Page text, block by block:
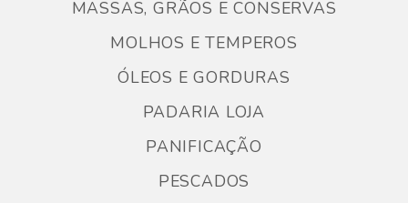
MASSAS, GRÃOS E CONSERVAS
MOLHOS E TEMPEROS
ÓLEOS E GORDURAS
PADARIA LOJA
PANIFICAÇÃO
PESCADOS